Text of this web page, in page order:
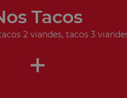
Tacos
2 viandes, tacos 3
+